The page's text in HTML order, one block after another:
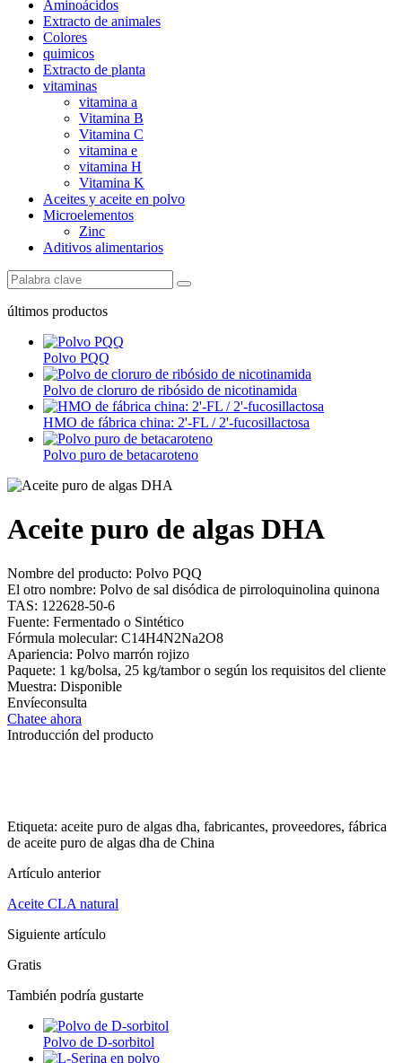
Aminoácidos
Extracto de animales
Colores
quimicos
Extracto de planta
vitaminas
vitamina a
Vitamina B
Vitamina C
vitamina e
vitamina H
Vitamina K
Aceites y aceite en polvo
Microelementos
Zinc
Aditivos alimentarios
últimos productos
Polvo PQQ
Polvo de cloruro de ribósido de nicotinamida
HMO de fábrica china: 2'-FL / 2'-fucosillactosa
Polvo puro de betacaroteno
Aceite puro de algas DHA
Nombre del producto: Polvo PQQ
El otro nombre: Polvo de sal disódica de pirroloquinolina quinona
TAS: 122628-50-6
Fuente: Fermentado o Sintético
Fórmula molecular: C14H4N2Na2O8
Apariencia: Polvo marrón rojizo
Paquete: 1 kg/bolsa, 25 kg/tambor o según los requisitos del cliente
Muestra: Disponible
Envíeconsulta
Chatee ahora
Introducción del producto
Etiqueta: aceite puro de algas dha, fabricantes, proveedores, fábrica
de aceite puro de algas dha de China
Artículo anterior
Aceite CLA natural
Siguiente artículo
Gratis
También podría gustarte
Polvo de D-sorbitol